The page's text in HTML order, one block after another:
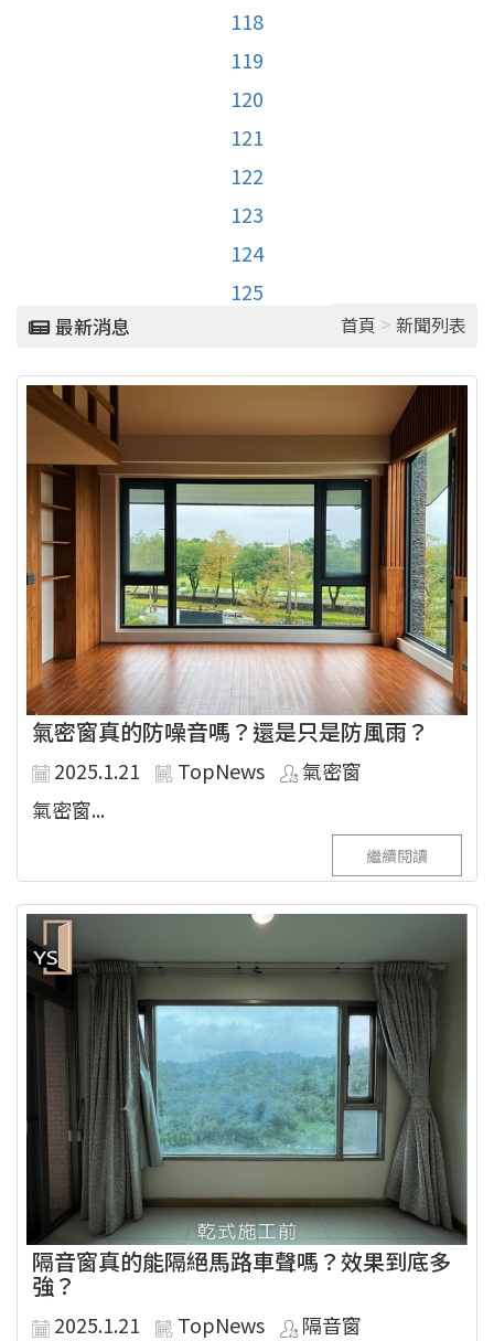
118
119
120
121
122
123
124
125
最新消息 首頁 > 新聞列表
氣密窗真的防噪音嗎？還是只是防風雨？
2025.1.21 TopNews
氣密窗
氣密窗...
繼續閱讀
隔音窗真的能隔絕馬路車聲嗎？效果到底多
強？
2025.1.21 TopNews 隔音窗